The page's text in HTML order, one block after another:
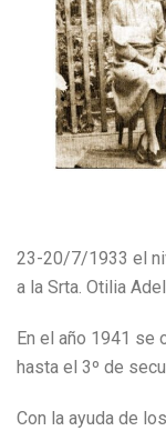
23-20/7/1933 el
a la Srta. Otilia
En el año 1941 se
hasta el 3º de
Con la ayuda de